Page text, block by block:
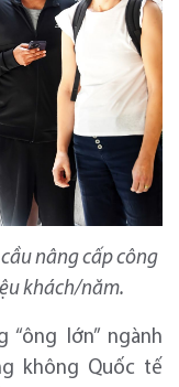
nâng cấp công
khách/năm.
“ông lớn” ngành
không Quốc tế